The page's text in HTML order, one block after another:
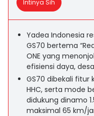
Intinya Sih
Yadea Indonesia
GS70 bertema
ONE yang
efisiensi daya,
GS70 dibekali fitur
HHC, serta mode
didukung dinamo
maksimal 65 km/